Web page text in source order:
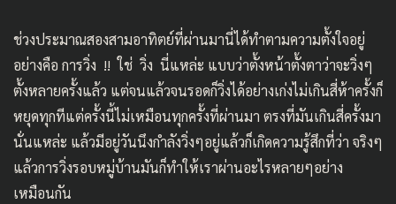
ช่วงประมาณสองสามอาทิตย์ที่ผ่านมานี่ได้ทำตามความตั้งใจอยู่
อย่างคือ การวิ่ง !! ใช่ วิ่ง นี่แหล่ะ แบบว่าตั้งหน้าตั้งตาว่าจะวิ่งๆ
ตั้งหลายครั้งแล้ว แต่จนแล้วจนรอดก็วิ่งได้อย่างเก่งไม่เกินสี่ห้าครั้งก็
หยุดทุกทีแต่ครั้งนี้ไม่เหมือนทุกครั้งที่ผ่านมา ตรงที่มันเกินสี่ครั้งมา
นั่นแหล่ะ แล้วมีอยู่วันนึงกำลังวิ่งๆอยู่แล้วก็เกิดความรู้สึกที่ว่า จริงๆ
แล้วการวิ่งรอบหมู่บ้านมันก็ทำให้เราผ่านอะไรหลายๆอย่าง
เหมือนกัน